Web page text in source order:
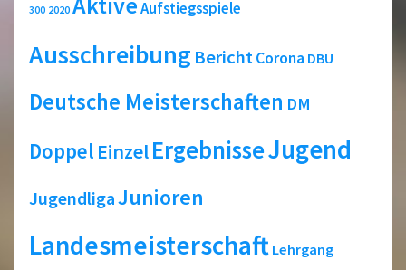
300 2020 Aufstiegsspiele
Ausschreibung BerichtCorona DBU
Deutsche Meisterschaften DM
Doppel EinzelErgebnisseJugend
JugendligaJunioren
Landesmeisterschaft Lehrgang